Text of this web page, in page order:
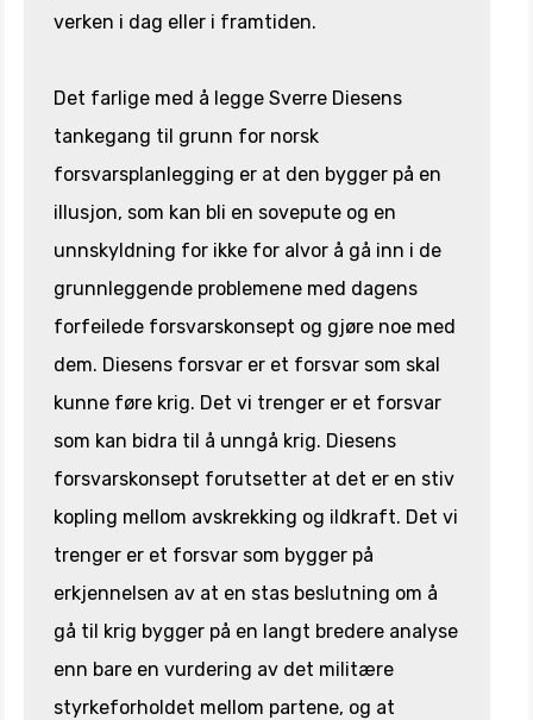
verken i dag eller i framtiden.
Det farlige med å legge Sverre Diesens
tankegang til grunn for norsk
forsvarsplanlegging er at den bygger på en
illusjon, som kan bli en sovepute og en
unnskyldning for ikke for alvor å gå inn i de
grunnleggende problemene med dagens
forfeilede forsvarskonsept og gjøre noe med
dem. Diesens forsvar er et forsvar som skal
kunne føre krig. Det vi trenger er et forsvar
som kan bidra til å unngå krig. Diesens
forsvarskonsept forutsetter at det er en stiv
kopling mellom avskrekking og ildkraft. Det vi
trenger er et forsvar som bygger på
erkjennelsen av at en stas beslutning om å
gå til krig bygger på en langt bredere analyse
enn bare en vurdering av det militære
styrkeforholdet mellom partene, og at